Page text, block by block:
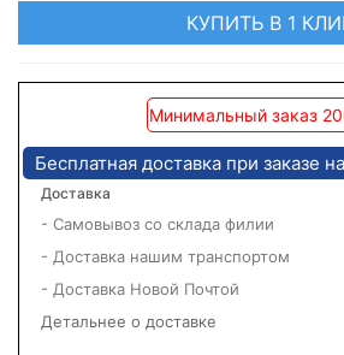
КУПИТЬ В 1
Минимальный заказ
Бесплатная доставка при заказе
Доставка
- Самовывоз со склада филии
- Доставка нашим транспортом
- Доставка Новой Почтой
Детальнее о доставке